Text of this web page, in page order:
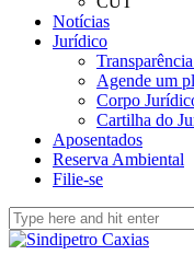
Notícias
Jurídico
Agende um
Corpo
Cartilha do
Aposentados
Reserva Ambiental
Filie-se